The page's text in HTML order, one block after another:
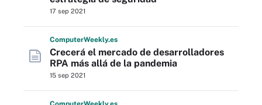
17 sep 2021
ComputerWeekly.es
Crecerá el mercado de desarrolladores
RPA más allá de la pandemia
15 sep 2021